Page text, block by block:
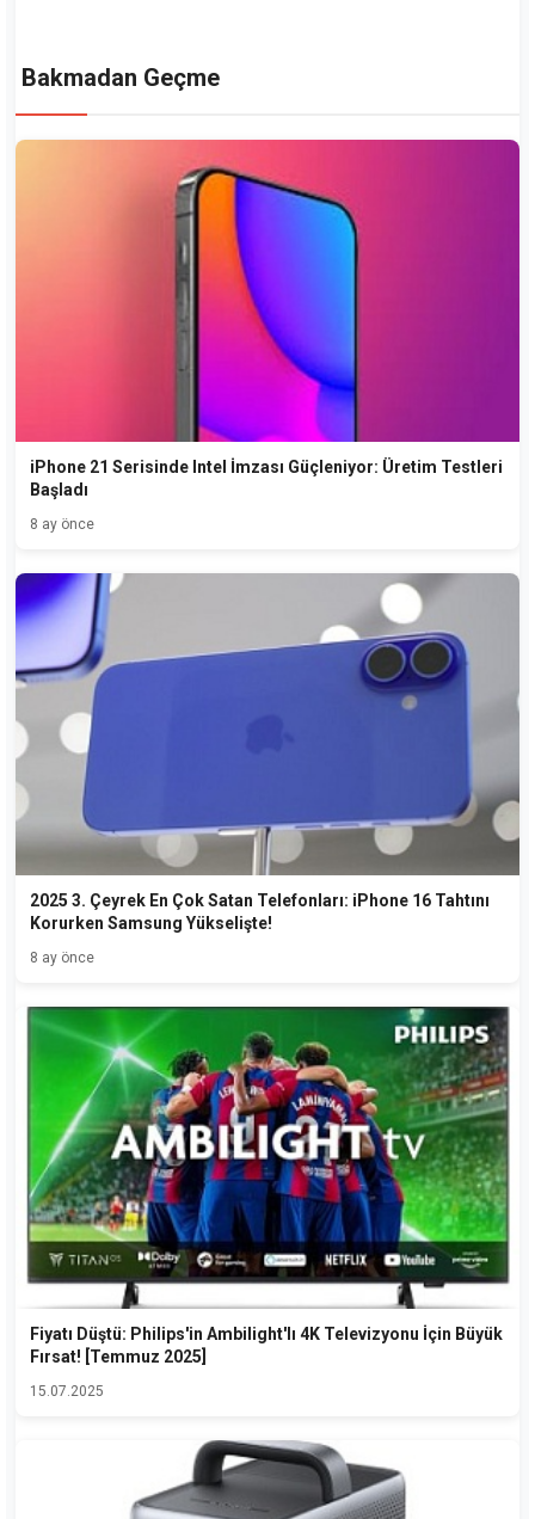
Bakmadan Geçme
iPhone 21 Serisinde Intel İmzası Güçleniyor: Üretim Testleri
Başladı
8 ay önce
2025 3. Çeyrek En Çok Satan Telefonları: iPhone 16 Tahtını
Korurken Samsung Yükselişte!
8 ay önce
Fiyatı Düştü: Philips'in Ambilight'lı 4K Televizyonu İçin Büyük
Fırsat! [Temmuz 2025]
15.07.2025